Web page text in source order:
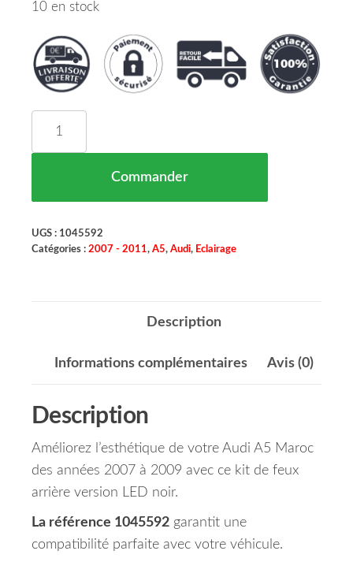
10 en stock
Commander
UGS : 1045592
Catégories : 2007 - 2011, A5, Audi, Eclairage
Description
Informations complémentaires Avis (0)
Description
Améliorez l’esthétique de votre Audi A5 Maroc
des années 2007 à 2009 avec ce kit de feux
arrière version LED noir.
La référence 1045592 garantit une
compatibilité parfaite avec votre véhicule.